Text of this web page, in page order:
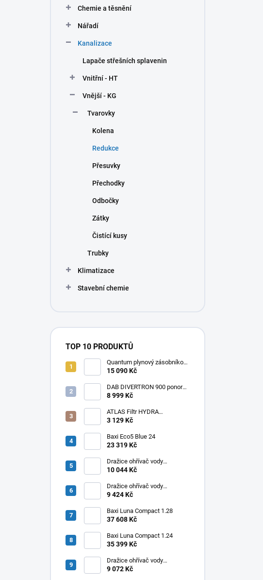
Chemie a těsnění
Nářadí
Kanalizace
Lapače střešních splavenin
Vnitřní - HT
Vnější - KG
Tvarovky
Kolena
Redukce
Přesuvky
Přechodky
Odbočky
Zátky
Čistící kusy
Trubky
Klimatizace
Stavební chemie
TOP 10 PRODUKTŮ
Quantum plynový zásobníkový
ohřívač Q7 EU 30 NORS/E 115l
15 090 Kč
DAB DIVERTRON 900 ponorné
6" čerpadlo do vrtů a studní
8 999 Kč
ATLAS Filtr HYDRA
RAINMASTER TRIO RSH 1" +
3 129 Kč
Baxi Eco5 Blue 24
23 319 Kč
Dražice ohřívač vody
elektrický svislý OKHE ONE/E
10 044 Kč
Dražice ohřívač vody
elektrický svislý OKHE ONE/E
9 424 Kč
Baxi Luna Compact 1.28
37 608 Kč
Baxi Luna Compact 1.24
35 399 Kč
Dražice ohřívač vody
elektrický svislý OKHE ONE/E
9 072 Kč